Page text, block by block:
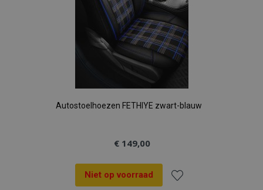
Autostoelhoezen FETHIYE zwart-blauw
€ 149,00
Niet op voorraad